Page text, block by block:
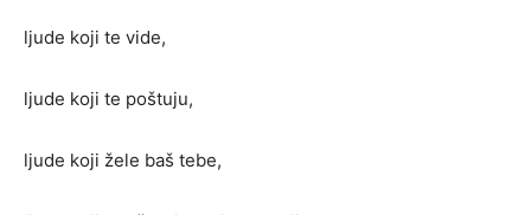
ljude koji te vide,
ljude koji te poštuju,
ljude koji žele baš tebe,